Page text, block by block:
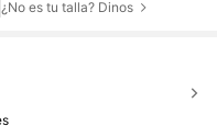
¿No es tu talla? Dinos